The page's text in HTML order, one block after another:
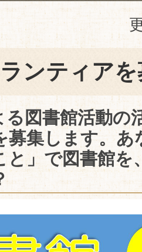
ンティア
る図書館活動の
募集します。
と」で図書館